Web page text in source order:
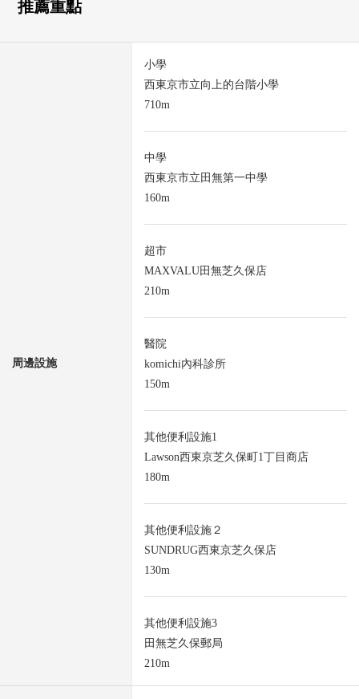
推薦重點
周邊設施
小學
西東京市立向上的台階小學
710m
中學
西東京市立田無第一中學
160m
超市
MAXVALU田無芝久保店
210m
醫院
komichi內科診所
150m
其他便利設施1
Lawson西東京芝久保町1丁目商店
180m
其他便利設施２
SUNDRUG西東京芝久保店
130m
其他便利設施3
田無芝久保郵局
210m